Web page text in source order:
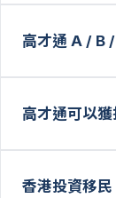
高才通 A / B
高才通可以
香港投資移